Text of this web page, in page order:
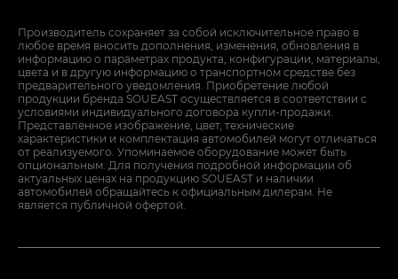
Производитель сохраняет за собой исключительное право в
любое время вносить дополнения, изменения, обновления в
информацию о параметрах продукта, конфигурации, материалы,
цвета и в другую информацию о транспортном средстве без
предварительного уведомления. Приобретение любой
продукции бренда SOUEAST осуществляется в соответствии с
условиями индивидуального договора купли-продажи.
Представленное изображение, цвет, технические
характеристики и комплектация автомобилей могут отличаться
от реализуемого. Упоминаемое оборудование может быть
опциональным. Для получения подробной информации об
актуальных ценах на продукцию SOUEAST и наличии
автомобилей обращайтесь к официальным дилерам. Не
является публичной офертой.